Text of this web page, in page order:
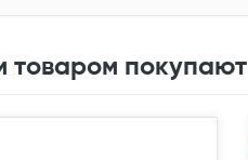
товаром покупают